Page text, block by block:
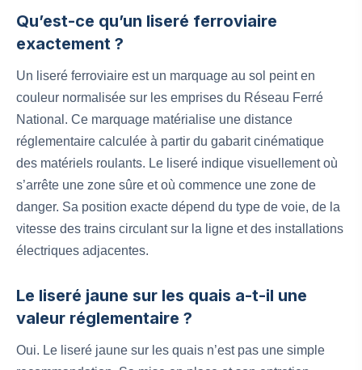
Qu’est-ce qu’un liseré ferroviaire
exactement ?
Un liseré ferroviaire est un marquage au sol peint en
couleur normalisée sur les emprises du Réseau Ferré
National. Ce marquage matérialise une distance
réglementaire calculée à partir du gabarit cinématique
des matériels roulants. Le liseré indique visuellement où
s’arrête une zone sûre et où commence une zone de
danger. Sa position exacte dépend du type de voie, de la
vitesse des trains circulant sur la ligne et des installations
électriques adjacentes.
Le liseré jaune sur les quais a-t-il une
valeur réglementaire ?
Oui. Le liseré jaune sur les quais n’est pas une simple